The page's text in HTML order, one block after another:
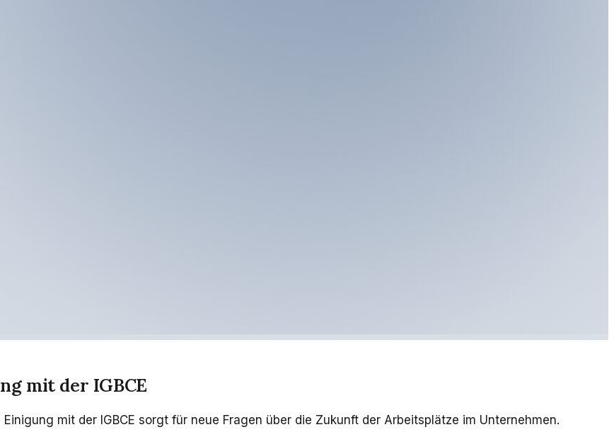
mit der IGBCE
mit der IGBCE sorgt für neue Fragen über die Zukunft der Arbeitsplätze im Unternehmen.